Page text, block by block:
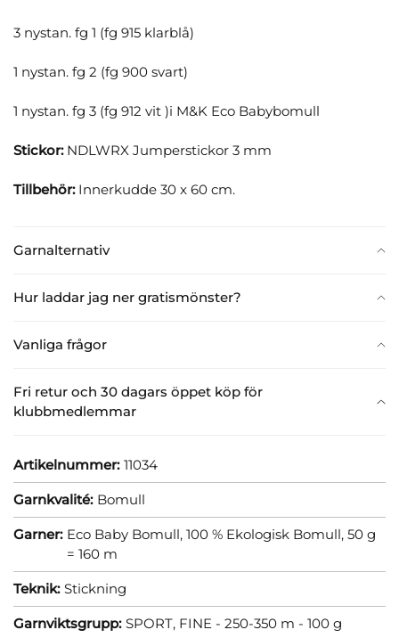
Garnalternativ
Hur laddar jag ner gratismönster?
Vanliga frågor
Fri retur och 30 dagars öppet köp för
klubbmedlemmar
3 nystan. fg 1 (fg 915 klarblå)
1 nystan. fg 2 (fg 900 svart)
1 nystan. fg 3 (fg 912 vit )i M&K Eco Babybomull
Stickor:NDLWRX Jumperstickor 3 mm
Tillbehör:Innerkudde 30 x 60 cm.
Artikelnummer: 11034
Garnkvalité: Bomull
Garner: Eco Baby Bomull, 100 % Ekologisk Bomull, 50 g
= 160 m
Teknik: Stickning
Garnviktsgrupp: SPORT, FINE - 250-350 m - 100 g